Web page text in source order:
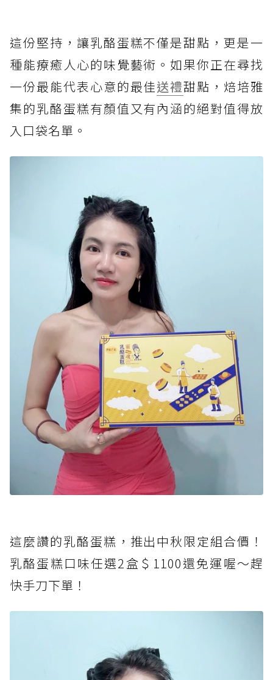
這份堅持，讓乳酪蛋糕不僅是甜點，更是一
種能療癒人心的味覺藝術。如果你正在尋找
一份最能代表心意的最佳送禮甜點，焙培雅
集的乳酪蛋糕有顏值又有內涵的絕對值得放
入口袋名單。
這麼讚的乳酪蛋糕，推出中秋限定組合價！
乳酪蛋糕口味任選2盒＄1100還免運喔～趕
快手刀下單！